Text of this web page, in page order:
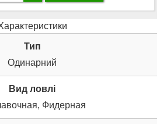
Тип
Одинарний
Вид ловлі
Фидерная